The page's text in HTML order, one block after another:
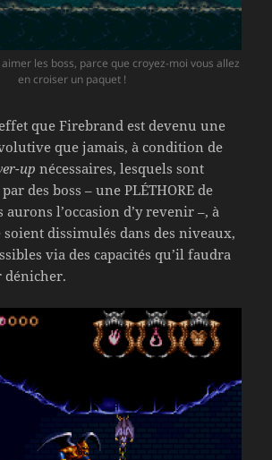
les boss, parce que croyez-moi vous allez
en croiser un paquet !
que Firebrand est devenu une
que jamais, à condition de
up nécessaires, lesquels sont
des boss – une PLÉTHORE de
aurons l’occasion d’y revenir –, à
soient dissimulés dans des niveaux,
via des capacités qu’il faudra
dénicher.